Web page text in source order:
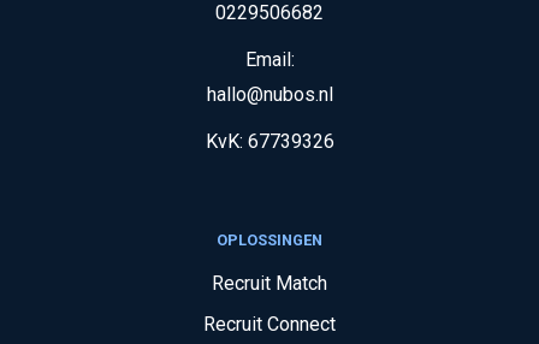
0229506682
Email:
hallo@nubos.nl
KvK: 67739326
OPLOSSINGEN
Recruit Match
Recruit Connect